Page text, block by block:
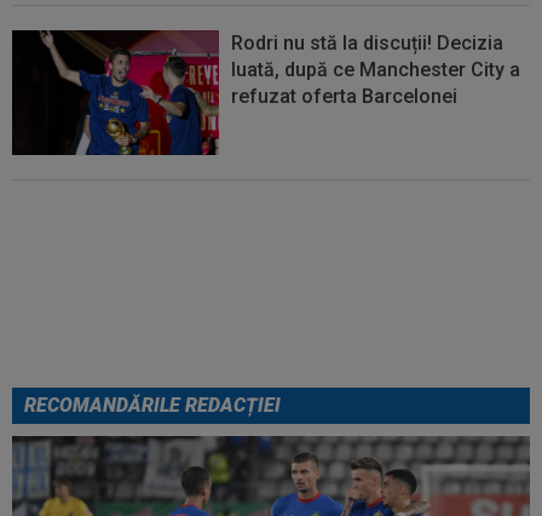
Rodri nu stă la discuții! Decizia
luată, după ce Manchester City a
refuzat oferta Barcelonei
RECOMANDĂRILE REDACȚIEI